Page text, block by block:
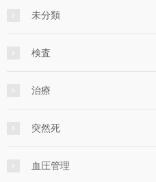
未分類
検査
治療
突然死
血圧管理